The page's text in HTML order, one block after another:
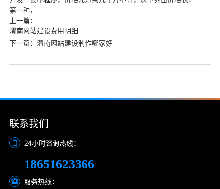
第一种，
上一篇：
渭南网站建设费用明细
下一篇：渭南网站建设制作哪家好
联系我们
24小时咨询热线：
18651623366
服务热线：